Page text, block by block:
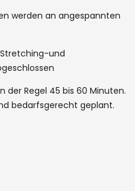
werden an angespannten
und
der Regel 45 bis 60 Minuten.
bedarfsgerecht geplant.